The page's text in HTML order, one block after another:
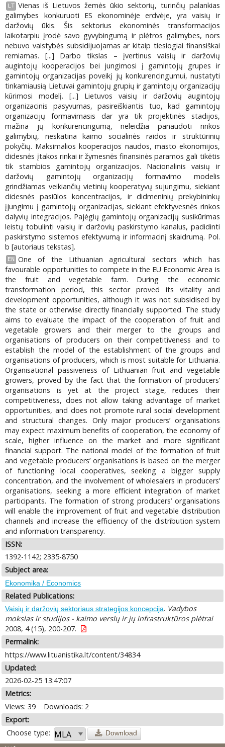
LT Vienas iš Lietuvos žemės ūkio sektorių, turinčių palankias
galimybes konkuruoti ES ekonominėje erdvėje, yra vaisių ir
daržovių ūkis. Šis sektorius ekonominės transformacijos
laikotarpiu įrodė savo gyvybingumą ir plėtros galimybes, nors
nebuvo valstybės subsidijuojamas ar kitaip tiesiogiai finansiškai
remiamas. [...] Darbo tikslas – įvertinus vaisių ir daržovių
augintojų kooperacijos bei jungimosi į gamintojų grupes ir
gamintojų organizacijas poveikį jų konkurencingumui, nustatyti
tinkamiausią Lietuvai gamintojų grupių ir gamintojų organizacijų
kūrimosi modelį. [...] Lietuvos vaisių ir daržovių augintojų
organizacinis pasyvumas, pasireiškiantis tuo, kad gamintojų
organizacijų formavimasis dar yra tik projektinės stadijos,
mažina jų konkurencingumą, neleidžia panaudoti rinkos
galimybių, neskatina kaimo socialinės raidos ir struktūrinių
pokyčių. Maksimalios kooperacijos naudos, masto ekonomijos,
didesnės įtakos rinkai ir žymesnės finansinės paramos gali tikėtis
tik stambios gamintojų organizacijos. Nacionalinis vaisių ir
daržovių gamintojų organizacijų formavimo modelis
grindžiamas veikiančių vietinių kooperatyvų sujungimu, siekiant
didesnės pasiūlos koncentracijos, ir didmeninių prekybininkų
įjungimu į gamintojų organizacijas, siekiant efektyvesnės rinkos
dalyvių integracijos. Pajėgių gamintojų organizacijų susikūrimas
leistų tobulinti vaisių ir daržovių paskirstymo kanalus, padidinti
paskirstymo sistemos efektyvumą ir informacinį skaidrumą. Pol.
b [autoriaus tekstas].
EN
One of the Lithuanian agricultural sectors which has
favourable opportunities to compete in the EU Economic Area is
the fruit and vegetable farm. During the economic
transformation period, this sector proved its vitality and
development opportunities, although it was not subsidised by
the state or otherwise directly financially supported. The study
aims to evaluate the impact of the cooperation of fruit and
vegetable growers and their merger to the groups and
organisations of producers on their competitiveness and to
establish the model of the establishment of the groups and
organisations of producers, which is most suitable for Lithuania.
Organisational passiveness of Lithuanian fruit and vegetable
growers, proved by the fact that the formation of producers’
organisations is yet at the project stage, reduces their
competitiveness, does not allow taking advantage of market
opportunities, and does not promote rural social development
and structural changes. Only major producers’ organisations
may expect maximum benefits of cooperation, the economy of
scale, higher influence on the market and more significant
financial support. The national model of the formation of fruit
and vegetable producers’ organisations is based on the merger
of functioning local cooperatives, seeking a bigger supply
concentration, and the involvement of wholesalers in producers’
organisations, seeking a more efficient integration of market
participants. The formation of strong producers’ organisations
will enable the improvement of fruit and vegetable distribution
channels and increase the efficiency of the distribution system
and information transparency.
ISSN:
1392-1142; 2335-8750
Subject area:
Ekonomika / Economics
Related Publications:
Vaisių ir daržovių sektoriaus strategijos koncepcija. Vadybos
mokslas ir studijos - kaimo verslų ir jų infrastruktūros plėtrai
2008, 4 (15), 200-207.
Permalink:
https://www.lituanistika.lt/content/34834
Updated:
2026-02-25 13:47:07
Metrics:
Views: 39
Downloads: 2
Export:
Choose type:
Download